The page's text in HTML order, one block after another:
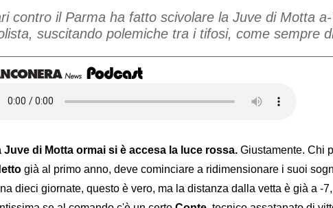
contro il Parma ha fatto scivolare la Juve di Motta
suscitando polemiche tra i tifosi, come sempre
Juve di Motta ormai si è accesa la luce rossa. Giustamente. Chi
già al primo anno, deve cominciare a ridimensionare i suoi
dieci giornate, questo è vero, ma la distanza dalla vetta è già a -